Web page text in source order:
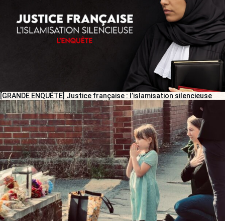
[GRANDE ENQUÊTE] Justice française : l’islamisation silencieuse